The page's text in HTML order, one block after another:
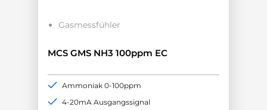
Gasmessfühler
MCS GMS NH3 100ppm EC
Ammoniak 0-100ppm
4-20mA Ausgangssignal